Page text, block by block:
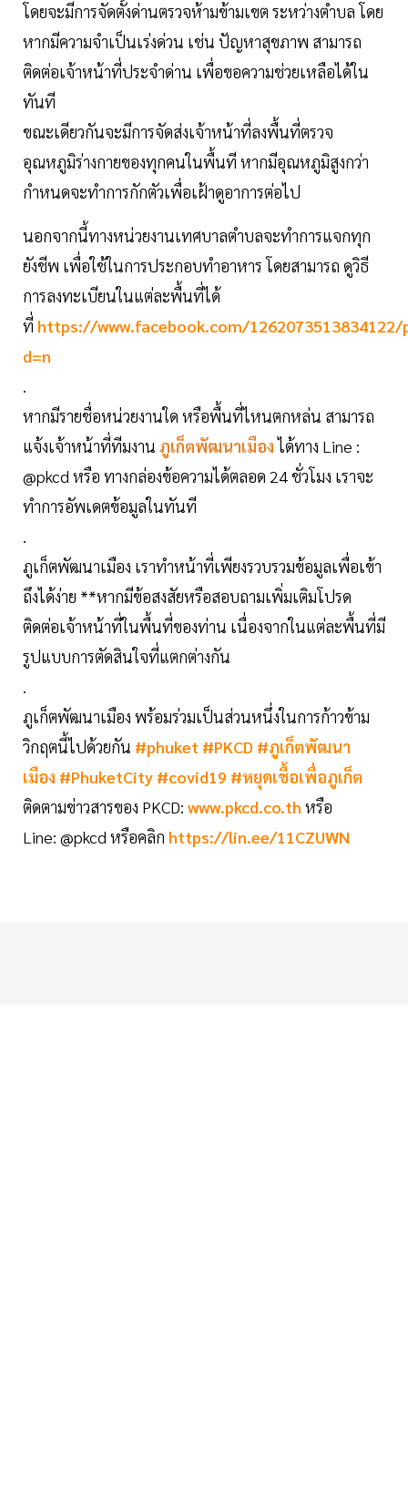
โดยจะมีการจัดตั้งด่านตรวจห้ามข้ามเขต ระหว่างตำบล โดย
หากมีความจำเป็นเร่งด่วน เช่น ปัญหาสุขภาพ สามารถ
ติดต่อเจ้าหน้าที่ประจำด่าน เพื่อขอความช่วยเหลือได้ใน
ทันที
ขณะเดียวกันจะมีการจัดส่งเจ้าหน้าที่ลงพื้นที่ตรวจ
อุณหภูมิร่างกายของทุกคนในพื้นที หากมีอุณหภูมิสูงกว่า
กำหนดจะทำการกักตัวเพื่อเฝ้าดูอาการต่อไป
นอกจากนี้ทางหน่วยงานเทศบาลตำบลจะทำการแจกทุก
ยังชีพ เพื่อใช้ในการประกอบทำอาหาร โดยสามารถ ดูวิธี
การลงทะเบียนในแต่ละพื้นที่ได้
ที่ https://www.facebook.com/
d=n
.
หากมีรายชื่อหน่วยงานใด หรือพื้นที่ไหนตกหล่น สามารถ
แจ้งเจ้าหน้าที่ทีมงาน ภูเก็ตพัฒนาเมืองได้ทาง Line :
@pkcd หรือ ทางกล่องข้อความได้ตลอด 24 ชั่วโมง เราจะ
ทำการอัพเดตข้อมูลในทันที
.
ภูเก็ตพัฒนาเมือง เราทำหน้าที่เพียงรวบรวมข้อมูลเพื่อเข้า
ถึงได้ง่าย **หากมีข้อสงสัยหรือสอบถามเพิ่มเติมโปรด
ติดต่อเจ้าหน้าที่ในพื้นที่ของท่าน เนื่องจากในแต่ละพื้นที่มี
รูปแบบการตัดสินใจที่แตกต่างกัน
.
ภูเก็ตพัฒนาเมือง พร้อมร่วมเป็นส่วนหนึ่งในการก้าวข้าม
วิกฤตนี้ไปด้วยกัน #phuket #PKCD #ภูเก็ตพัฒนา
เมือง #PhuketCity #covid19 #หยุดเชื้อเพื่อภูเก็ต
ติดตามข่าวสารของ PKCD: www.pkcd.co.th หรือ
Line: @pkcd หรือคลิก https://lin.ee/11CZUWN